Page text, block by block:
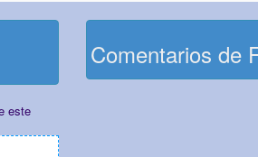
este
Comentarios de